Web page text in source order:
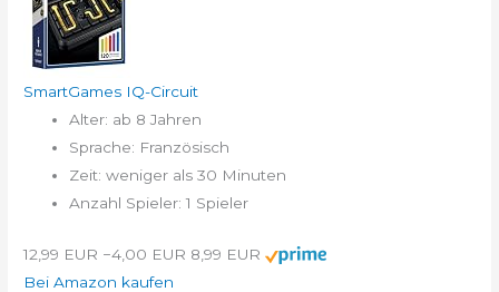
SmartGames IQ-Circuit
Alter: ab 8 Jahren
Sprache: Französisch
Zeit: weniger als 30 Minuten
Anzahl Spieler: 1 Spieler
12,99 EUR −4,00 EUR 8,99 EUR
Bei Amazon kaufen